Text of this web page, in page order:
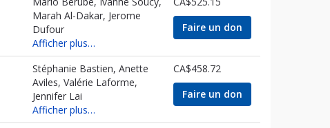
Marah Al-Dakar, Jerome
Dufour
Afficher plus…
Faire un don
Stéphanie Bastien, Anette
Aviles, Valérie Laforme,
Jennifer Lai
Afficher plus…
CA$458.72
Faire un don